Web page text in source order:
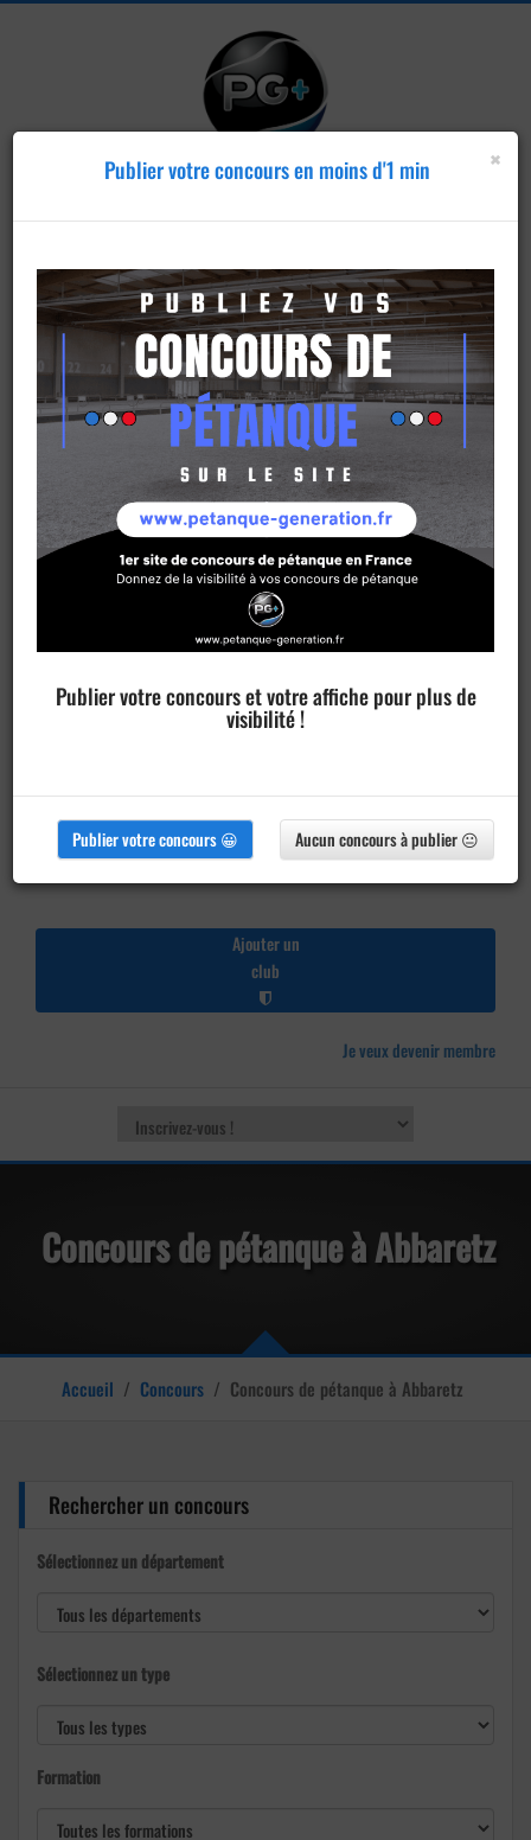
Publier un
concours
Ajouter un
club
Je veux devenir membre
Concours de pétanque à Abbaretz
Accueil / Concours / Concours de pétanque à Abbaretz
Rechercher un concours
Sélectionnez un département
Sélectionnez un type
Formation
×
Publier votre concours en moins d'1 min
Publier votre concours et votre affiche pour plus de
visibilité !
Publier votre concours 😀 Aucun concours à publier 😐